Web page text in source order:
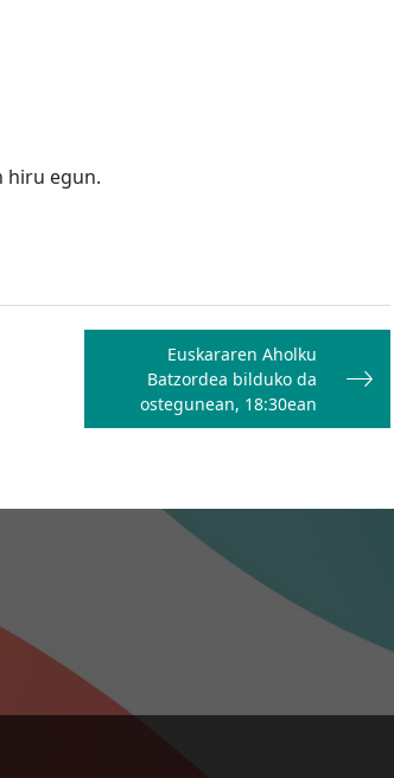
hiru egun.
Euskararen Aholku
Batzordea bilduko da
ostegunean, 18:30ean